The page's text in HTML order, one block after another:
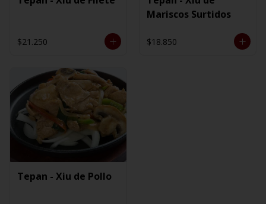
$21.250
Mariscos Surtidos
$18.850
Tepan - Xiu de Pollo